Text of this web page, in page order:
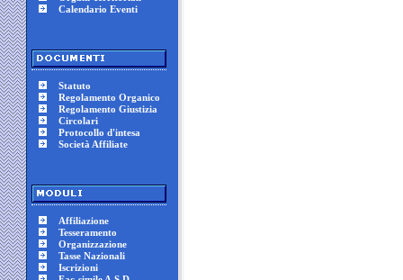
Calendario Eventi
Statuto
Regolamento Organico
Regolamento Giustizia
Circolari
Protocollo d'intesa
Società Affiliate
Affiliazione
Tesseramento
Organizzazione
Tasse Nazionali
Iscrizioni